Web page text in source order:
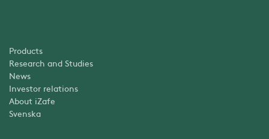
Products
Research and Studies
News
Investor relations
About iZafe
Svenska